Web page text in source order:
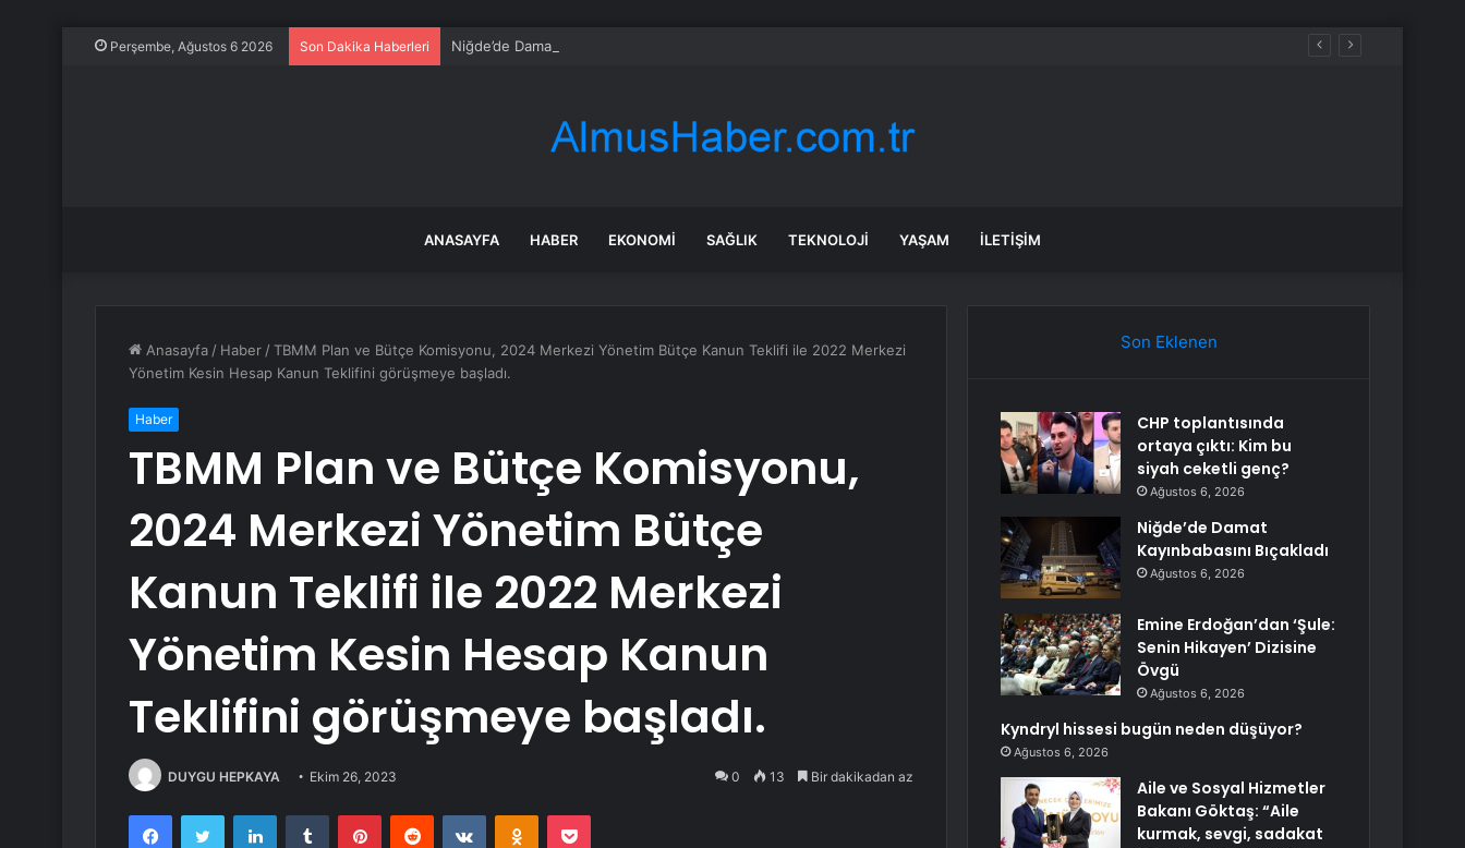
Perşembe, Ağustos 6 2026 Son Dakika Haberleri Niğde’de Damat Kayınbabasını Bıçakladı
ANASAYFA HABER EKONOMI SAĞLIK TEKNOLOJI YAŞAM İLETIŞIM
Anasayfa / Haber /TBMM Plan ve Bütçe Komisyonu, 2024 Merkezi Yönetim Bütçe Kanun Teklifi ile 2022 Merkezi
Yönetim Kesin Hesap Kanun Teklifini görüşmeye başladı.
Haber
TBMM Plan ve Bütçe Komisyonu,
2024 Merkezi Yönetim Bütçe
Kanun Teklifi ile 2022 Merkezi
Yönetim Kesin Hesap Kanun
Teklifini görüşmeye başladı.
DUYGU HEPKAYA Ekim 26, 2023 0 13 Bir dakikadan az
FacebookTwitter LinkedInTumblr PinterestReddit VKontakteOdnoklassniki
Pocket
Son Eklenen
CHP toplantısında
ortaya çıktı: Kim bu
siyah ceketli genç?
Ağustos 6, 2026
Niğde’de Damat
Kayınbabasını Bıçakladı
Ağustos 6, 2026
Emine Erdoğan’dan ‘Şule:
Senin Hikayen’ Dizisine
Övgü
Ağustos 6, 2026
Kyndryl hissesi bugün neden düşüyor?
Ağustos 6, 2026
Aile ve Sosyal Hizmetler
Bakanı Göktaş: “Aile
kurmak, sevgi, sadakat